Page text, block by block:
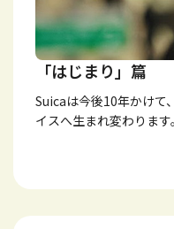
「はじまり」篇
Suicaは今後10年かけて
イスへ生まれ変わります。